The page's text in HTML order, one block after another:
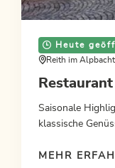
Heute
Reith im
Saisonale
klassische
MEHR